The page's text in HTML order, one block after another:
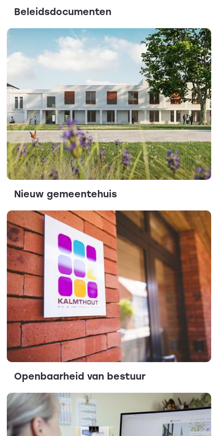
Beleidsdocumenten
Nieuw gemeentehuis
Openbaarheid van bestuur